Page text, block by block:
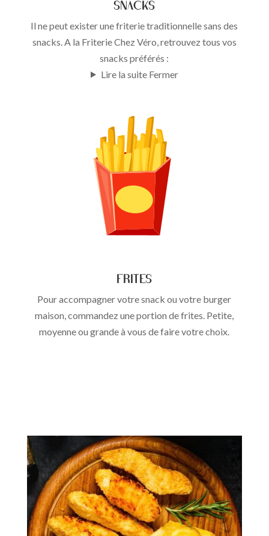
Snacks
Il ne peut exister une friterie traditionnelle sans des
snacks. A la Friterie Chez Véro, retrouvez tous vos
snacks préférés :
Lire la suite Fermer
Frites
Pour accompagner votre snack ou votre burger
maison, commandez une portion de frites. Petite,
moyenne ou grande à vous de faire votre choix.